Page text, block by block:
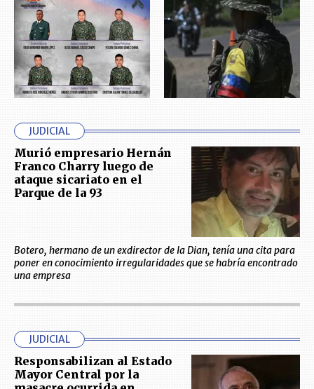
JUDICIAL
Murió empresario Hernán
Franco Charry luego de
ataque sicariato en el
Parque de la 93
Botero, hermano de un exdirector de la Dian, tenía una cita para
poner en conocimiento irregularidades que se habría encontrado
una empresa
JUDICIAL
Responsabilizan al Estado
Mayor Central por la